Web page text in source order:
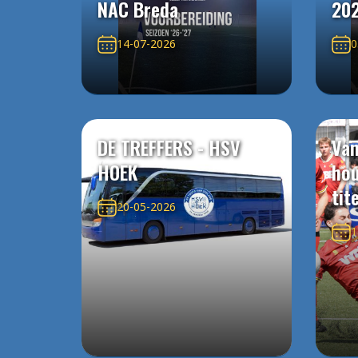
NAC Breda
14-07-2026
DE TREFFERS - HSV
HOEK
20-05-2026